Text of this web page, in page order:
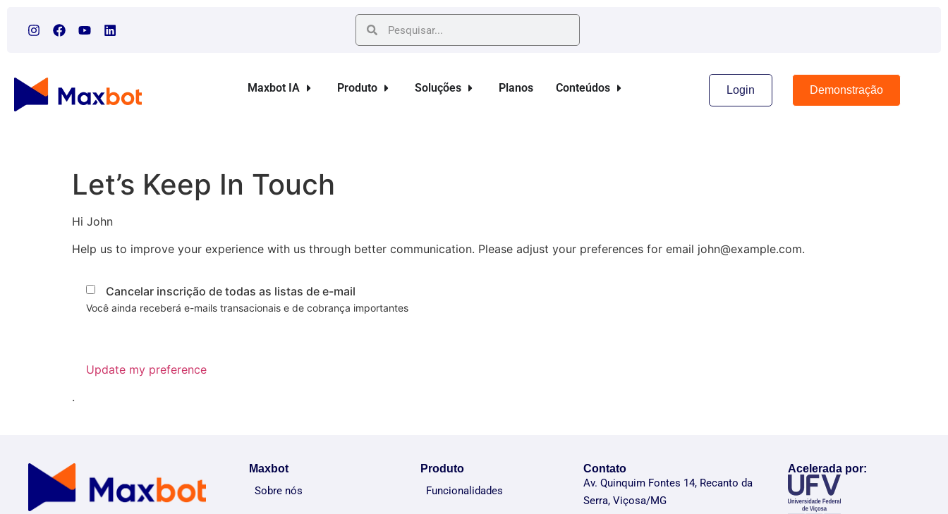
Maxbot IA Produto Soluções Planos Conteúdos Login Demonstração
Let’s Keep In Touch
Hi John
Help us to improve your experience with us through better communication. Please adjust your preferences for email john@example.com.
Cancelar inscrição de todas as listas de e-mail
Você ainda receberá e-mails transacionais e de cobrança importantes
Update my preference
.
Maxbot
Sobre nós
Produto
Funcionalidades
Contato
Av. Quinquim Fontes 14, Recanto da
Serra, Viçosa/MG
Acelerada por: